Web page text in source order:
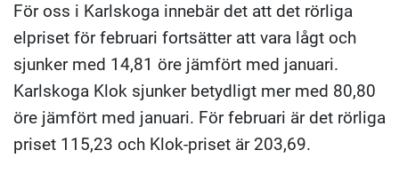
För oss i Karlskoga innebär det att det rörliga
elpriset för februari fortsätter att vara lågt och
sjunker med 14,81 öre jämfört med januari.
Karlskoga Klok sjunker betydligt mer med 80,80
öre jämfört med januari. För februari är det rörliga
priset 115,23 och Klok-priset är 203,69.